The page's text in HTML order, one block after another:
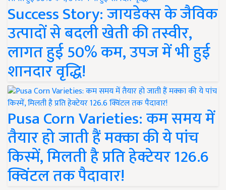
Success Story: जायडेक्स के जैविक
उत्पादों से बदली खेती की तस्वीर,
लागत हुई 50% कम, उपज में भी हुई
शानदार वृद्धि!
Pusa Corn Varieties: कम समय में
तैयार हो जाती हैं मक्का की ये पांच
किस्में, मिलती है प्रति हेक्टेयर 126.6
क्विंटल तक पैदावार!